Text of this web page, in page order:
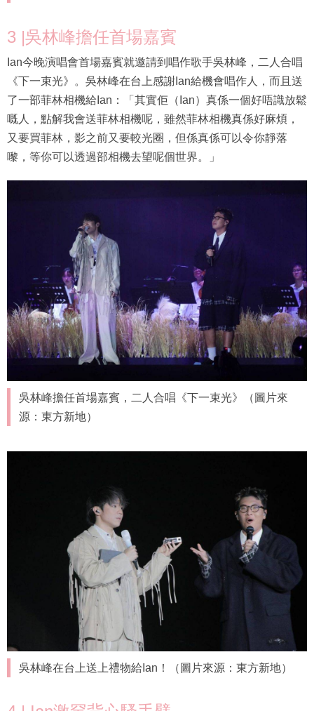
3 |吳林峰擔任首場嘉賓
Ian今晚演唱會首場嘉賓就邀請到唱作歌手吳林峰，二人合唱
《下一束光》。吳林峰在台上感謝Ian給機會唱作人，而且送
了一部菲林相機給Ian：「其實佢（Ian）真係一個好唔識放鬆
嘅人，點解我會送菲林相機呢，雖然菲林相機真係好麻煩，
又要買菲林，影之前又要較光圈，但係真係可以令你靜落
嚟，等你可以透過部相機去望呢個世界。」
吳林峰擔任首場嘉賓，二人合唱《下一束光》（圖片來
源：東方新地）
吳林峰在台上送上禮物給Ian！（圖片來源：東方新地）